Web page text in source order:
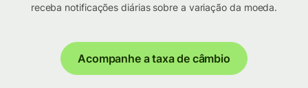
receba notificações diárias sobre a variação da moeda.
Acompanhe a taxa de câmbio